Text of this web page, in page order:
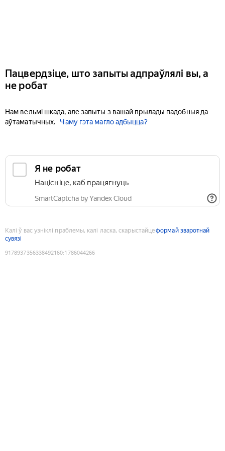
Пацвердзіце, што запыты адпраўлялі вы, а
не робат
Нам вельмі шкада, але запыты з вашай прылады падобныя да
аўтаматычных.
Чаму гэта магло адбыцца?
Я не робат
Націсніце, каб працягнуць
SmartCaptcha by Yandex Cloud
Калі ў вас узніклі праблемы, калі ласка, скарыстайцеформай зваротнай
сувязі
9178937356338492160:1786044266